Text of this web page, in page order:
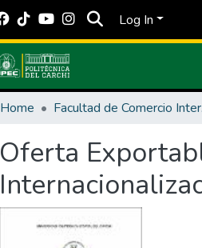
Log In
Home Facultad
Oferta